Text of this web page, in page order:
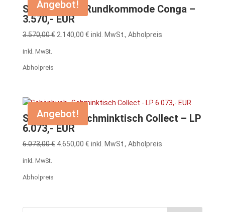
Angebot!
Schönbuch – Rundkommode Conga –
3.570,- EUR
3.570,00€ Ursprünglicher
2.140,00 €Aktueller
inkl. MwSt., Abholpreis
inkl. MwSt.
Abholpreis
Angebot!
Schönbuch- Schminktisch Collect – LP
6.073,- EUR
6.073,00€ Ursprünglicher
4.650,00 €Aktueller
inkl. MwSt., Abholpreis
inkl. MwSt.
Abholpreis